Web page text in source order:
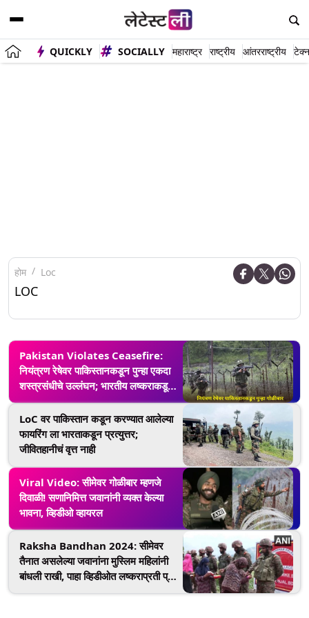
QUICKLY SOCIALLY महाराष्ट्र राष्ट्रीय आंतरराष्ट्रीय
होम Loc
LOC
Pakistan Violates Ceasefire:
नियंत्रण रेषेवर पाकिस्तानकडून पुन्हा एकदा
शस्त्रसंधीचे उल्लंघन; भारतीय लष्कराकडून
चोख प्रत्युत्तर
LoC वर पाकिस्तान कडून करण्यात आलेल्या
फायरिंग ला भारताकडून प्रत्युत्तर;
जीवितहानीचं वृत्त नाही
Viral Video: सीमेवर गोळीबार म्हणजे
दिवाळी! सणानिमित्त जवानांनी व्यक्त केल्या
भावना, व्हिडीओ व्हायरल
Raksha Bandhan 2024: सीमेवर
तैनात असलेल्या जवानांना मुस्लिम महिलांनी
बांधली राखी, पाहा व्हिडीओत लष्कराप्रती प्रेम